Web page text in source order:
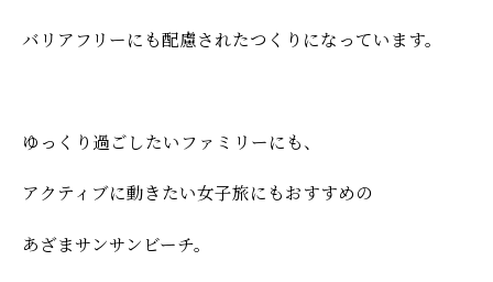
バリアフリーにも配慮されたつくりになっています。
ゆっくり過ごしたいファミリーにも、
アクティブに動きたい女子旅にもおすすめの
あざまサンサンビーチ。